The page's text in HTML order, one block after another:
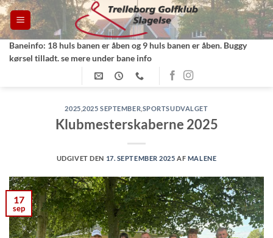
Fortsæt
til
indhold
Baneinfo: 18 huls banen er åben og 9 huls banen er åben. Buggy
kørsel tilladt. se mere under bane info
2025 ,2025 SEPTEMBER SPORTSUDVALGET
Klubmesterskaberne 2025
UDGIVET DEN 17. SEPTEMBER 2025 AF MALENE
17
sep